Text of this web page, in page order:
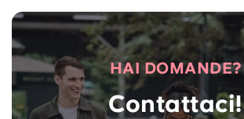
HAI DOMANDE?
Contattaci!